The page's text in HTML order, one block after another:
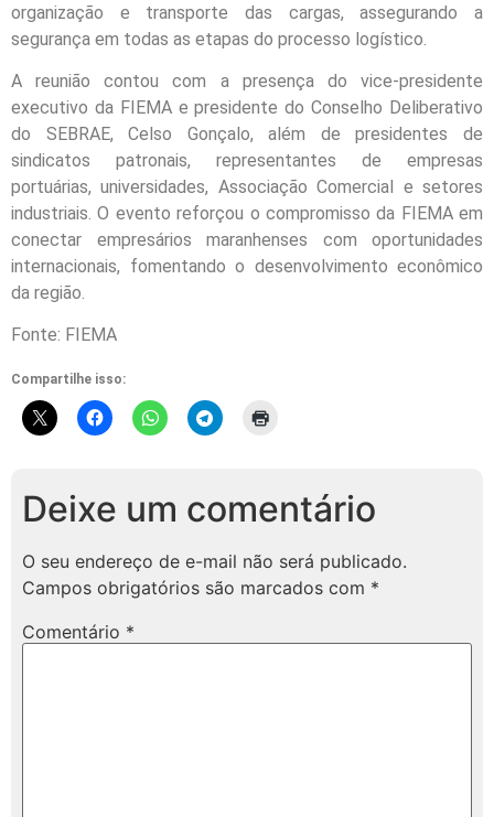
organização e transporte das cargas, assegurando a
segurança em todas as etapas do processo logístico.
A reunião contou com a presença do vice-presidente
executivo da FIEMA e presidente do Conselho Deliberativo
do SEBRAE, Celso Gonçalo, além de presidentes de
sindicatos patronais, representantes de empresas
portuárias, universidades, Associação Comercial e setores
industriais. O evento reforçou o compromisso da FIEMA em
conectar empresários maranhenses com oportunidades
internacionais, fomentando o desenvolvimento econômico
da região.
Fonte: FIEMA
Compartilhe isso:
Deixe um comentário
O seu endereço de e-mail não será publicado.
Campos obrigatórios são marcados com *
Comentário *